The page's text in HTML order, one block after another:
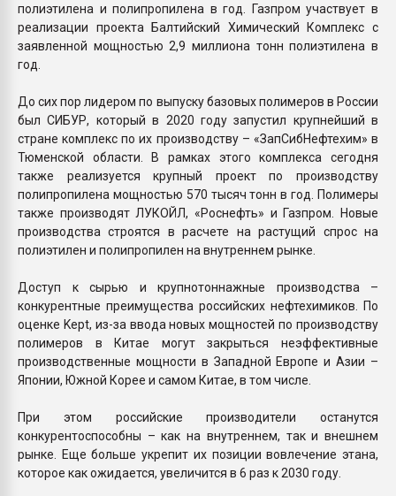
полиэтилена и полипропилена в год. Газпром участвует в
реализации проекта Балтийский Химический Комплекс с
заявленной мощностью 2,9 миллиона тонн полиэтилена в
год.
До сих пор лидером по выпуску базовых полимеров в России
был СИБУР, который в 2020 году запустил крупнейший в
стране комплекс по их производству – «ЗапСибНефтехим» в
Тюменской области. В рамках этого комплекса сегодня
также реализуется крупный проект по производству
полипропилена мощностью 570 тысяч тонн в год. Полимеры
также производят ЛУКОЙЛ, «Роснефть» и Газпром. Новые
производства строятся в расчете на растущий спрос на
полиэтилен и полипропилен на внутреннем рынке.
Доступ к сырью и крупнотоннажные производства –
конкурентные преимущества российских нефтехимиков. По
оценке Kept, из-за ввода новых мощностей по производству
полимеров в Китае могут закрыться неэффективные
производственные мощности в Западной Европе и Азии –
Японии, Южной Корее и самом Китае, в том числе.
При этом российские производители останутся
конкурентоспособны – как на внутреннем, так и внешнем
рынке. Еще больше укрепит их позиции вовлечение этана,
которое как ожидается, увеличится в 6 раз к 2030 году.